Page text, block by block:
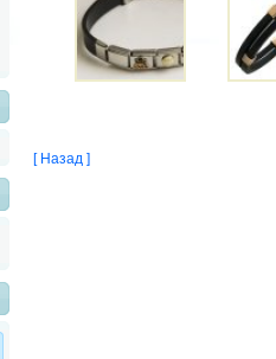
[ Назад ]